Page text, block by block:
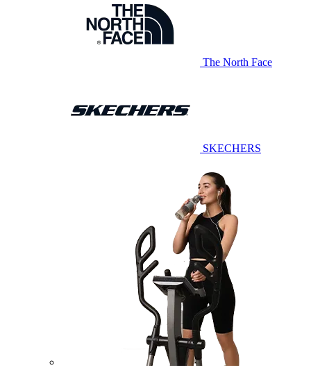
The North Face
SKECHERS